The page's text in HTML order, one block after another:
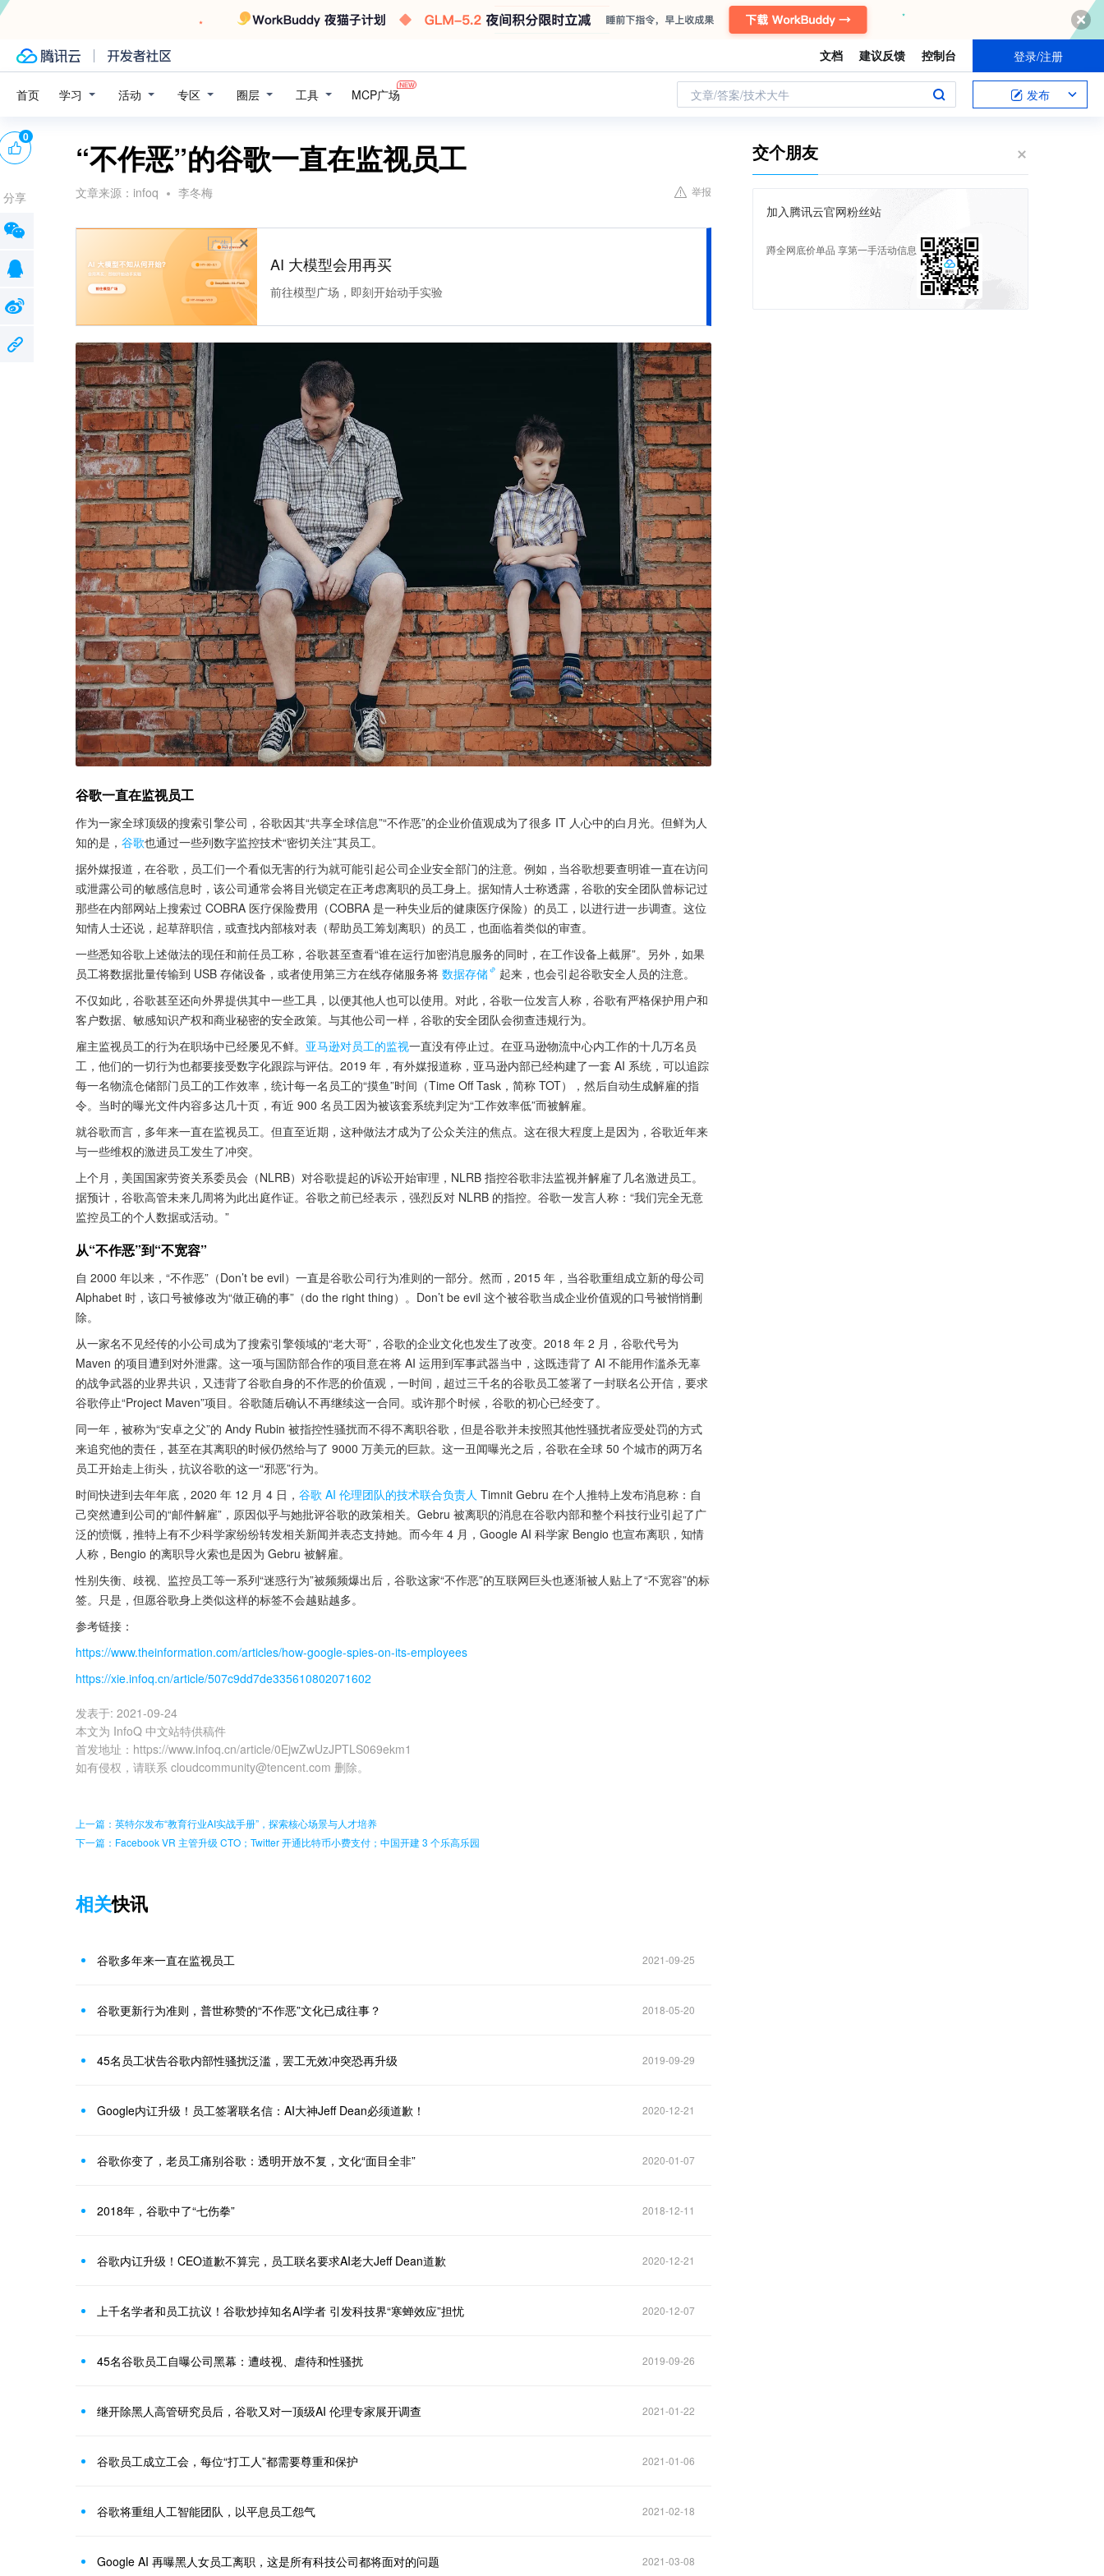
文档 建议反馈 控制台 登录/注册
首页 学习 活动 专区 圈层 工具 MCP广场 文章/答案/技术大牛 发布
“不作恶”的谷歌一直在监视员工
文章来源： infoq 李冬梅 举报
广告
AI 大模型会用再买
前往模型广场，即刻开始动手实验
谷歌一直在监视员工
作为一家全球顶级的搜索引擎公司，谷歌因其“共享全球信息”“不作恶”的企业价值观成为了很多 IT 人心中的白月光。但鲜为人
知的是， 谷歌也通过一些列数字监控技术“密切关注”其员工。
据外媒报道，在谷歌，员工们一个看似无害的行为就可能引起公司企业安全部门的注意。例如，当谷歌想要查明谁一直在访问
或泄露公司的敏感信息时，该公司通常会将目光锁定在正考虑离职的员工身上。据知情人士称透露，谷歌的安全团队曾标记过
那些在内部网站上搜索过 COBRA 医疗保险费用（COBRA 是一种失业后的健康医疗保险）的员工，以进行进一步调查。这位
知情人士还说，起草辞职信，或查找内部核对表（帮助员工筹划离职）的员工，也面临着类似的审查。
一些悉知谷歌上述做法的现任和前任员工称，谷歌甚至查看“谁在运行加密消息服务的同时，在工作设备上截屏”。另外，如果
员工将数据批量传输到 USB 存储设备，或者使用第三方在线存储服务将 数据存储
起来，也会引起谷歌安全人员的注意。
不仅如此，谷歌甚至还向外界提供其中一些工具，以便其他人也可以使用。对此，谷歌一位发言人称，谷歌有严格保护用户和
客户数据、敏感知识产权和商业秘密的安全政策。与其他公司一样，谷歌的安全团队会彻查违规行为。
雇主监视员工的行为在职场中已经屡见不鲜。 亚马逊对员工的监视一直没有停止过。在亚马逊物流中心内工作的十几万名员
工，他们的一切行为也都要接受数字化跟踪与评估。2019 年，有外媒报道称，亚马逊内部已经构建了一套 AI 系统，可以追踪
每一名物流仓储部门员工的工作效率，统计每一名员工的“摸鱼”时间（Time Off Task，简称 TOT），然后自动生成解雇的指
令。当时的曝光文件内容多达几十页，有近 900 名员工因为被该套系统判定为“工作效率低”而被解雇。
就谷歌而言，多年来一直在监视员工。但直至近期，这种做法才成为了公众关注的焦点。这在很大程度上是因为，谷歌近年来
与一些维权的激进员工发生了冲突。
上个月，美国国家劳资关系委员会（NLRB）对谷歌提起的诉讼开始审理，NLRB 指控谷歌非法监视并解雇了几名激进员工。
据预计，谷歌高管未来几周将为此出庭作证。谷歌之前已经表示，强烈反对 NLRB 的指控。谷歌一发言人称：“我们完全无意
监控员工的个人数据或活动。”
从“不作恶”到“不宽容”
自 2000 年以来，“不作恶”（Don’t be evil）一直是谷歌公司行为准则的一部分。然而，2015 年，当谷歌重组成立新的母公司
Alphabet 时，该口号被修改为“做正确的事”（do the right thing）。Don’t be evil 这个被谷歌当成企业价值观的口号被悄悄删
除。
从一家名不见经传的小公司成为了搜索引擎领域的“老大哥”，谷歌的企业文化也发生了改变。2018 年 2 月，谷歌代号为
Maven 的项目遭到对外泄露。这一项与国防部合作的项目意在将 AI 运用到军事武器当中，这既违背了 AI 不能用作滥杀无辜
的战争武器的业界共识，又违背了谷歌自身的不作恶的价值观，一时间，超过三千名的谷歌员工签署了一封联名公开信，要求
谷歌停止“Project Maven”项目。谷歌随后确认不再继续这一合同。或许那个时候，谷歌的初心已经变了。
同一年，被称为“安卓之父”的 Andy Rubin 被指控性骚扰而不得不离职谷歌，但是谷歌并未按照其他性骚扰者应受处罚的方式
来追究他的责任，甚至在其离职的时候仍然给与了 9000 万美元的巨款。这一丑闻曝光之后，谷歌在全球 50 个城市的两万名
员工开始走上街头，抗议谷歌的这一“邪恶”行为。
时间快进到去年年底，2020 年 12 月 4 日， 谷歌 AI 伦理团队的技术联合负责人 Timnit Gebru 在个人推特上发布消息称：自
己突然遭到公司的“邮件解雇”，原因似乎与她批评谷歌的政策相关。Gebru 被离职的消息在谷歌内部和整个科技行业引起了广
泛的愤慨，推特上有不少科学家纷纷转发相关新闻并表态支持她。而今年 4 月，Google AI 科学家 Bengio 也宣布离职，知情
人称，Bengio 的离职导火索也是因为 Gebru 被解雇。
性别失衡、歧视、监控员工等一系列“迷惑行为”被频频爆出后，谷歌这家“不作恶”的互联网巨头也逐渐被人贴上了“不宽容”的标
签。只是，但愿谷歌身上类似这样的标签不会越贴越多。
参考链接：
https://www.theinformation.com/articles/how-google-spies-on-its-employees
https://xie.infoq.cn/article/507c9dd7de335610802071602
发表于: 2021-09-24
本文为 InfoQ 中文站特供稿件
首发地址 ： https://www.infoq.cn/article/0EjwZwUzJPTLS069ekm1
如有侵权，请联系 cloudcommunity@tencent.com 删除。
0
分享
上一篇：英特尔发布“教育行业AI实战手册”，探索核心场景与人才培养
下一篇：Facebook VR 主管升级 CTO；Twitter 开通比特币小费支付；中国开建 3 个乐高乐园
相关快讯
谷歌多年来一直在监视员工 2021-09-25
谷歌更新行为准则，普世称赞的“不作恶”文化已成往事？ 2018-05-20
45名员工状告谷歌内部性骚扰泛滥，罢工无效冲突恐再升级 2019-09-29
Google内讧升级！员工签署联名信：AI大神Jeff Dean必须道歉！ 2020-12-21
谷歌你变了，老员工痛别谷歌：透明开放不复，文化“面目全非” 2020-01-07
2018年，谷歌中了“七伤拳” 2018-12-11
谷歌内讧升级！CEO道歉不算完，员工联名要求AI老大Jeff Dean道歉 2020-12-21
上千名学者和员工抗议！谷歌炒掉知名AI学者 引发科技界“寒蝉效应”担忧 2020-12-07
45名谷歌员工自曝公司黑幕：遭歧视、虐待和性骚扰 2019-09-26
继开除黑人高管研究员后，谷歌又对一顶级AI 伦理专家展开调查 2021-01-22
谷歌员工成立工会，每位“打工人”都需要尊重和保护 2021-01-06
谷歌将重组人工智能团队，以平息员工怨气 2021-02-18
Google AI 再曝黑人女员工离职，这是所有科技公司都将面对的问题 2021-03-08
交个朋友
加入腾讯云官网粉丝站
蹲全网底价单品 享第一手活动信息